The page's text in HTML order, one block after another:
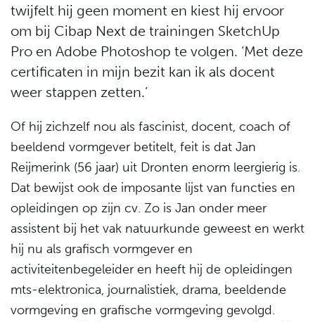
twijfelt hij geen moment en kiest hij ervoor
om bij Cibap Next de trainingen SketchUp
Pro en Adobe Photoshop te volgen. ‘Met deze
certificaten in mijn bezit kan ik als docent
weer stappen zetten.’
Of hij zichzelf nou als fascinist, docent, coach of
beeldend vormgever betitelt, feit is dat Jan
Reijmerink (56 jaar) uit Dronten enorm leergierig is.
Dat bewijst ook de imposante lijst van functies en
opleidingen op zijn cv. Zo is Jan onder meer
assistent bij het vak natuurkunde geweest en werkt
hij nu als grafisch vormgever en
activiteitenbegeleider en heeft hij de opleidingen
mts-elektronica, journalistiek, drama, beeldende
vormgeving en grafische vormgeving gevolgd.